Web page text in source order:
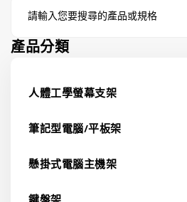
產品分類
人體工學螢幕支架
筆記型電腦/平板架
懸掛式電腦主機架